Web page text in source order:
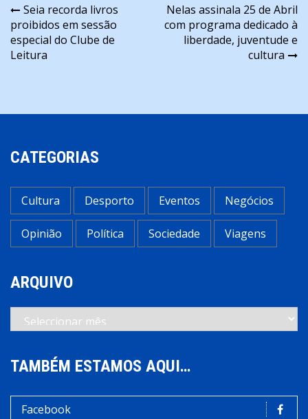
Navegação
de
artigos
Seia recorda livros
proibidos em sessão
especial do Clube de
Leitura
Nelas assinala 25 de Abril
com programa dedicado à
liberdade, juventude e
cultura
CATEGORIAS
Cultura Desporto Eventos Negócios
Opinião Política Sociedade Viagens
ARQUIVO
Arquivo
TAMBÉM ESTAMOS AQUI…
Facebook